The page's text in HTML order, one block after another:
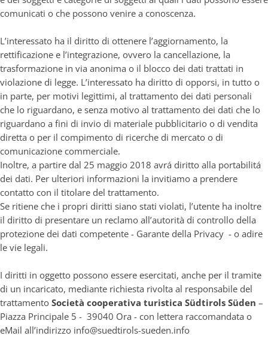
comunicati o che possono venire a conoscenza.
L’interessato ha il diritto di ottenere l’aggiornamento, la
rettificazione e l’integrazione, ovvero la cancellazione, la
trasformazione in via anonima o il blocco dei dati trattati in
violazione di legge. L’interessato ha diritto di opporsi, in tutto o
in parte, per motivi legittimi, al trattamento dei dati personali
che lo riguardano, e senza motivo al trattamento dei dati che lo
riguardano a fini di invio di materiale pubblicitario o di vendita
diretta o per il compimento di ricerche di mercato o di
comunicazione commerciale.
Inoltre, a partire dal 25 maggio 2018 avrá diritto alla portabilitá
dei dati. Per ulteriori informazioni la invitiamo a prendere
contatto con il titolare del trattamento.
Se ritiene che i propri diritti siano stati violati, l’utente ha inoltre
il diritto di presentare un reclamo all’autorità di controllo della
protezione dei dati competente - Garante della Privacy - o adire
le vie legali.
I diritti in oggetto possono essere esercitati, anche per il tramite
di un incaricato, mediante richiesta rivolta al responsabile del
trattamento Società cooperativa turistica Südtirols Süden –
Piazza Principale 5 - 39040 Ora - con lettera raccomandata o
eMail all’indirizzo info@suedtirols-sueden.info